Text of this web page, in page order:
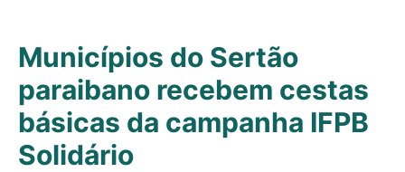
Municípios do Sertão
paraibano recebem cestas
básicas da campanha IFPB
Solidário